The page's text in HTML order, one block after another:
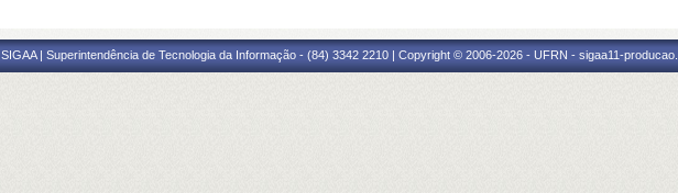
SIGAA | Superintendência de Tecnologia da Informação - (84) 3342 2210 | Copyright © 2006-2026 - UFRN - sigaa11-